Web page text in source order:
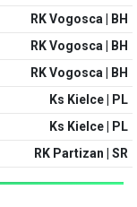
RK Vogosca | BH
RK Vogosca | BH
RK Vogosca | BH
Ks Kielce | PL
Ks Kielce | PL
RK Partizan | SR